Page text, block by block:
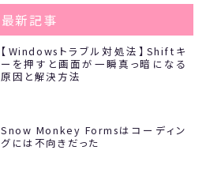
最新記事
【Windowsトラブル対処法】Shiftキ
ーを押すと画面が一瞬真っ暗になる
原因と解決方法
Snow Monkey Formsはコーディン
グには不向きだった